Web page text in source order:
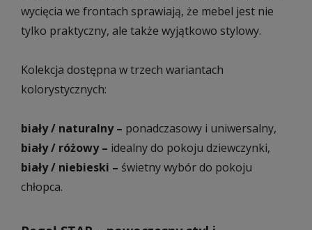
wycięcia we frontach sprawiają, że mebel jest nie
tylko praktyczny, ale także wyjątkowo stylowy.
Kolekcja dostępna w trzech wariantach
kolorystycznych:
biały / naturalny – ponadczasowy i uniwersalny,
biały / różowy – idealny do pokoju dziewczynki,
biały / niebieski – świetny wybór do pokoju
chłopca.